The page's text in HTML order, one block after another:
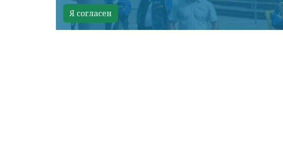
Я согласен